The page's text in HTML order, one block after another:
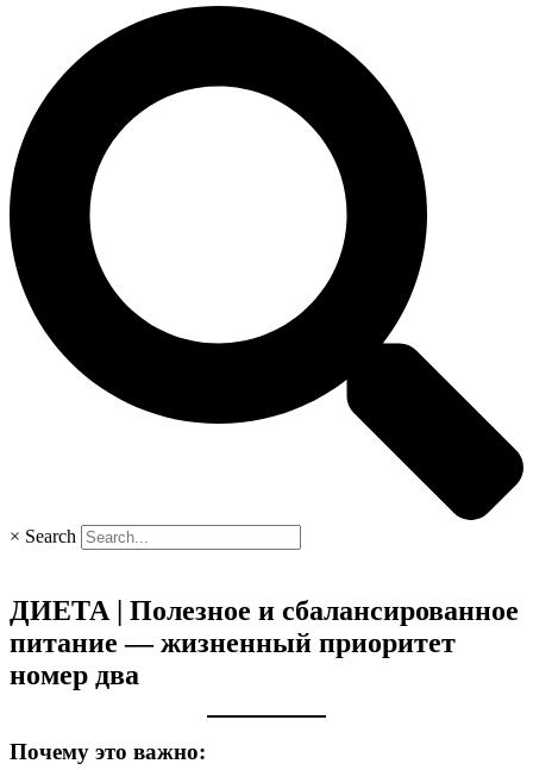
× Search
ДИЕТА | Полезное и сбалансированное
питание — жизненный приоритет
номер два
Почему это важно: